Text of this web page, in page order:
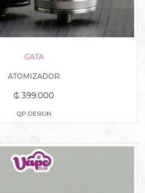
GATA
ATOMIZADOR
₲ 399.000
QP DESIGN